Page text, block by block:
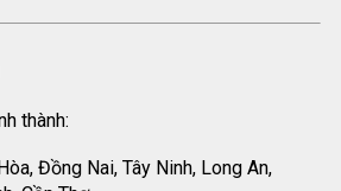
thành:
Đồng Nai, Tây Ninh, Long An,